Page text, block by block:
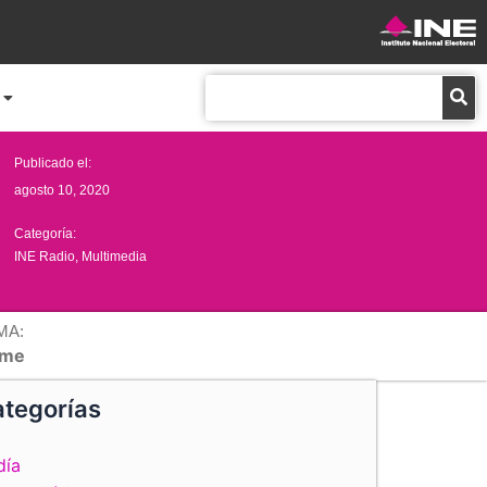
Publicado el:
agosto 10, 2020
Categoría:
INE Radio Multimedia